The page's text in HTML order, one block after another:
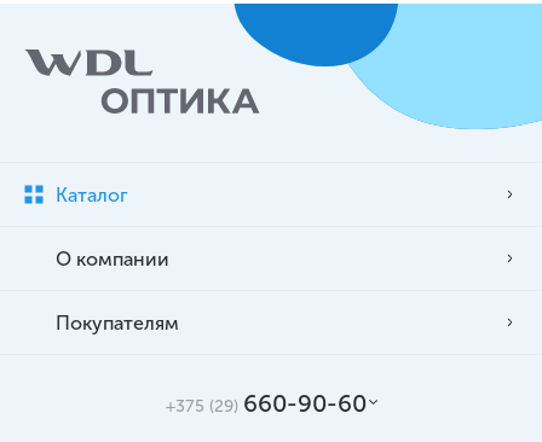
Каталог
О компании
Покупателям
+375 (29) 660-90-60